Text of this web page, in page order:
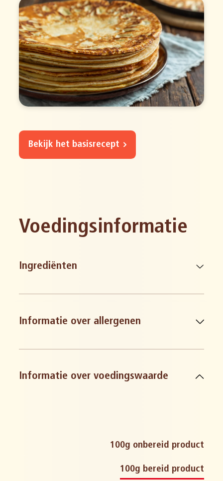
Bekijk het basisrecept
Voedingsinformatie
Ingrediënten
Informatie over allergenen
derivaten
haver en haverproducten
Informatie over voedingswaarde
100g onbereid product
100g bereid product